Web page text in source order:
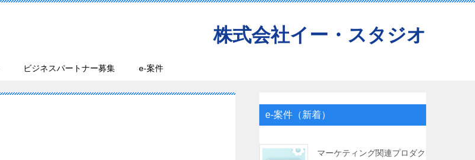
株式会社イー・スタジオ
ビジネスパートナー募集 e-案件
e-案件（新着）
マーケティング関連プロダク